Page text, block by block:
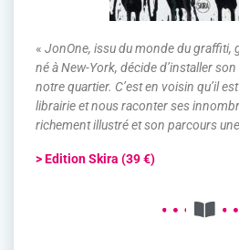
« JonOne, issu du monde du graffiti,
né à New-York, décide d’installer
notre quartier. C’est en voisin qu’il
librairie et nous raconter ses
richement illustré et son parcours
> Edition Skira (39 €)